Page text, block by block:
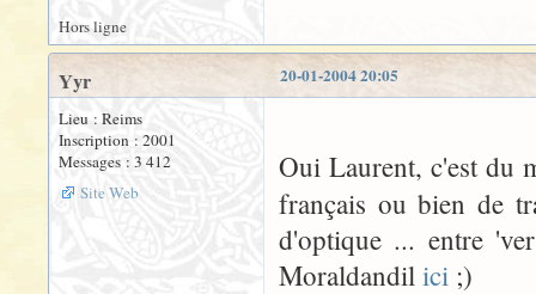
Hors ligne
20-01-2004 20:05
Yyr
Lieu : Reims
Inscription : 2001
Messages : 3 412
Site Web
Oui Laurent, c'est du
français ou bien de
d'optique ... entre
Moraldandil ici ;)